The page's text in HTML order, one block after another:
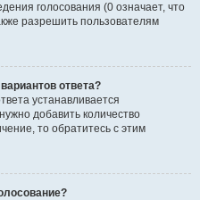
голосования (0 означает, что
разрешить пользователям
ответа?
устанавливается
добавить количество
то обратитесь с этим